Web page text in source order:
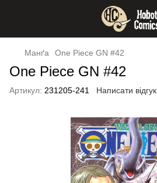
Манґа One Piece GN #42
One Piece GN #42
Артикул: 231205-241 Написати відгук